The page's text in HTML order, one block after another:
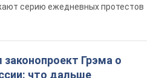
серию ежедневных протестов
Грэма о
что дальше